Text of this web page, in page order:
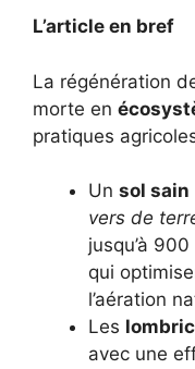
L’article en bref
La régénération
morte en
pratiques
Un sol sain
vers de
jusqu’à
qui
l’aération
Les
avec une